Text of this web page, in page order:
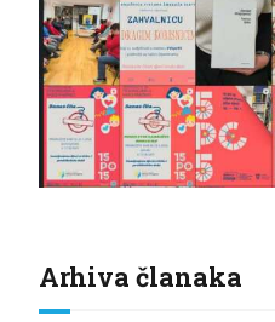
Arhiva članaka